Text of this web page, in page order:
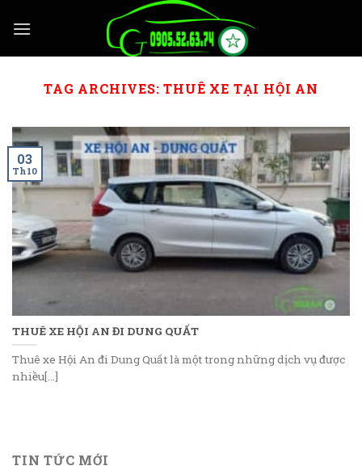
TAG ARCHIVES:THUÊ XE TẠI HỘI AN
THUÊ XE HỘI AN ĐI DUNG QUẤT
Thuê xe Hội An đi Dung Quất là một trong những dịch vụ được
nhiều[...]
03
Th10
TIN TỨC MỚI